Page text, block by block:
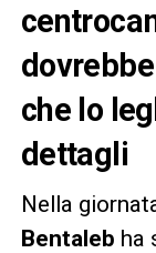
che lo
dettagli
Nella
Bentaleb ha